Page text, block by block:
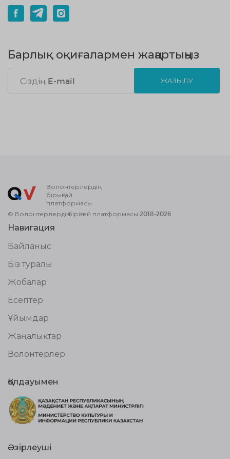
Барлық оқиғалармен жаңартыңыз
ЖАЗЫЛУ
Волонтерлердің
бірыңғай
платформасы
© Волонтерлердің біріңғай платформасы 2018-2026
Навигация
Байланыс
Біз туралы
Жобалар
Есептер
Ұйымдар
Жаңалықтар
Волонтерлер
Қолдауымен
Әзірлеуші